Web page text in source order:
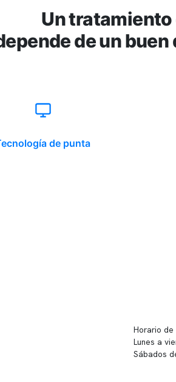
Un
de un
de punta
Horario de
Lunes a
Sábados